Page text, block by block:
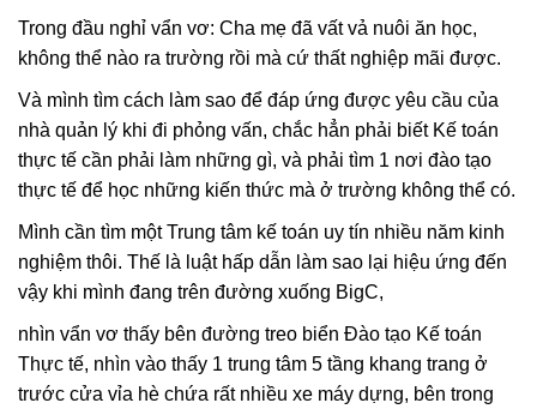
Trong đầu nghỉ vẩn vơ: Cha mẹ đã vất vả nuôi ăn học,
không thể nào ra trường rồi mà cứ thất nghiệp mãi được.
Và mình tìm cách làm sao để đáp ứng được yêu cầu của
nhà quản lý khi đi phỏng vấn, chắc hẳn phải biết Kế toán
thực tế cần phải làm những gì, và phải tìm 1 nơi đào tạo
thực tế để học những kiến thức mà ở trường không thể có.
Mình cần tìm một Trung tâm kế toán uy tín nhiều năm kinh
nghiệm thôi. Thế là luật hấp dẫn làm sao lại hiệu ứng đến
vậy khi mình đang trên đường xuống BigC,
nhìn vẩn vơ thấy bên đường treo biển Đào tạo Kế toán
Thực tế, nhìn vào thấy 1 trung tâm 5 tầng khang trang ở
trước cửa vỉa hè chứa rất nhiều xe máy dựng, bên trong